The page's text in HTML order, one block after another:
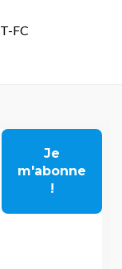
FC